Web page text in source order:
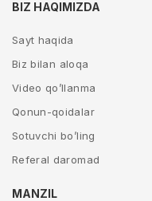
BIZ HAQIMIZDA
Sayt haqida
Biz bilan aloqa
Video qo’llanma
Qonun-qoidalar
Sotuvchi bo’ling
Referal daromad
MANZIL